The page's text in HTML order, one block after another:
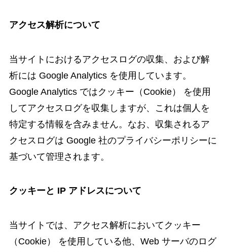
アクセス解析について
当サイトにおけるアクセスログの収集、および解
析には Google Analytics を使用しています。
Google Analytics ではクッキー（Cookie） を使用
してアクセスログを収集しますが、これは個人を
特定する情報を含みません。なお、収集されるア
クセスログは Google 社のプライバシーポリシーに
基づいて管理されます。
クッキーと IP アドレスについて
当サイトでは、アクセス解析においてクッキー
（Cookie） を使用している他、Web サーバのログ